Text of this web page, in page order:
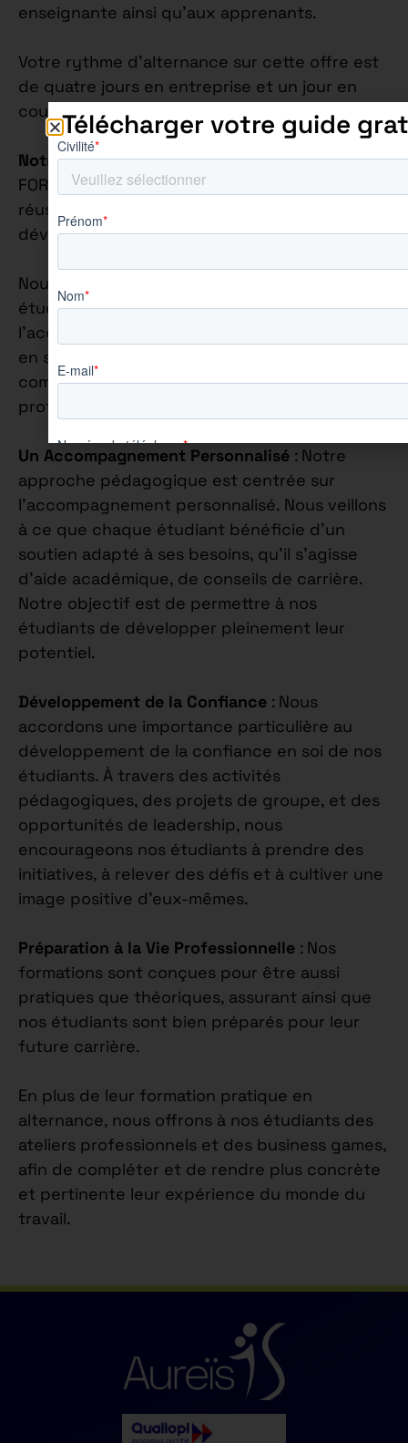
enseignante ainsi qu’aux apprenants.
Votre rythme d’alternance sur cette offre est
de quatre jours en entreprise et un jour en
cours.
Notre Philosophie Éducative: Chez AUREÏS
FORMATION, nous croyons fermement que la
réussite académique va de pair avec le
développement personnel.
Nous nous engageons à accompagner chaque
étudiant de manière individuelle, en mettant
l’accent sur la construction de leur confiance
en soi et sur l’épanouissement de leurs
compétences personnelles et
professionnelles.
Un Accompagnement Personnalisé : Notre
approche pédagogique est centrée sur
l’accompagnement personnalisé. Nous veillons
à ce que chaque étudiant bénéficie d’un
soutien adapté à ses besoins, qu’il s’agisse
d’aide académique, de conseils de carrière.
Notre objectif est de permettre à nos
étudiants de développer pleinement leur
potentiel.
Développement de la Confiance : Nous
accordons une importance particulière au
développement de la confiance en soi de nos
étudiants. À travers des activités
pédagogiques, des projets de groupe, et des
opportunités de leadership, nous
encourageons nos étudiants à prendre des
initiatives, à relever des défis et à cultiver une
image positive d’eux-mêmes.
Préparation à la Vie Professionnelle : Nos
formations sont conçues pour être aussi
pratiques que théoriques, assurant ainsi que
nos étudiants sont bien préparés pour leur
future carrière.
En plus de leur formation pratique en
alternance, nous offrons à nos étudiants des
ateliers professionnels et des business games,
afin de compléter et de rendre plus concrète
et pertinente leur expérience du monde du
travail.
Télécharger votre guide